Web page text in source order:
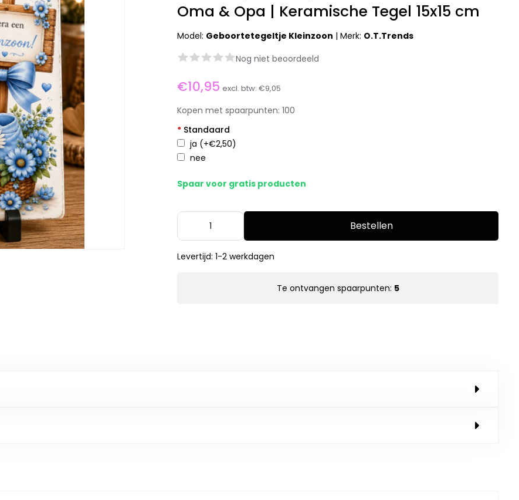
Oma & Opa | Keramische Tegel 15x15 cm
Model: Geboortetegeltje Kleinzoon |Merk: O.T.Trends
Nog niet beoordeeld
€10,95 excl. btw:€9,05
Kopen met spaarpunten:100
* Standaard
ja (+€2,50)
nee
Spaar voor gratis producten
Bestellen
Levertijd: 1-2 werkdagen
Te ontvangen spaarpunten: 5